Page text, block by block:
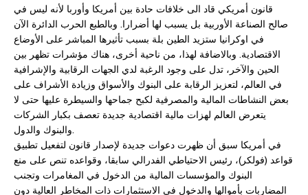
قانون أمريكي قاد الى خلافات حادة بين أمريكا وأوربا لأنه ليس في
صالح الصناعة الأوربية بل يسبب لها أضرارا. وبالطبع الحرب الدائرة الآن
في اوكرانيا ستزيد الطين بلة بسبب تأثيرها المباشر على الأوضاع
الاقتصادية. وبالاضافة لهذا، من ناحية أخرى، هناك مؤشرات تظهر بين
الحين والآخر، تدل على وجود الرغبة لدي الجهات الرقابية والإشرافية
في العالم، لتعزيز الرقابة على البنوك والأسواق وزيادة الأشراف على
بعض النشاطات المالية والمصرفية لكبح جماحها والسيطرة عليها حتى لا
يتعرض العالم لهزات مالية اقتصادية جديدة تعصف بكبار الشركات
والبنوك والدول.
في أمريكا سبق أن ظهرت دعوات جديدة لإصدار قانون لتفعيل تطبيق
قواعد (فولكر)، رئيس الاحتياطي الفدرالي سابقا، وقواعده تنص على منع
البنوك والمؤسسات المالية من الدخول في المغامرات وتجنب
المضاربات بأموالها والدخول في الاستثمارات ذات المخاطر العالية دون